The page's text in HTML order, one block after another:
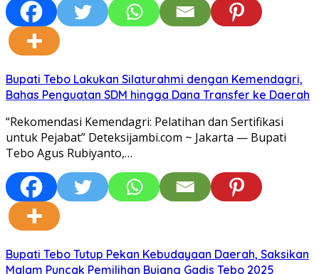
Bupati Tebo Lakukan Silaturahmi dengan Kemendagri,
Bahas Penguatan SDM hingga Dana Transfer ke Daerah
“Rekomendasi Kemendagri: Pelatihan dan Sertifikasi
untuk Pejabat” Deteksijambi.com ~ Jakarta — Bupati
Tebo Agus Rubiyanto,…
Bupati Tebo Tutup Pekan Kebudayaan Daerah, Saksikan
Malam Puncak Pemilihan Bujang Gadis Tebo 2025